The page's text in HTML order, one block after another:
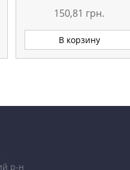
150,81 грн.
В корзину
р-н